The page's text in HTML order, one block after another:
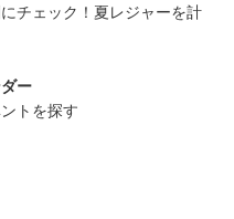
チェック！夏レジャーを計
ー
トを探す